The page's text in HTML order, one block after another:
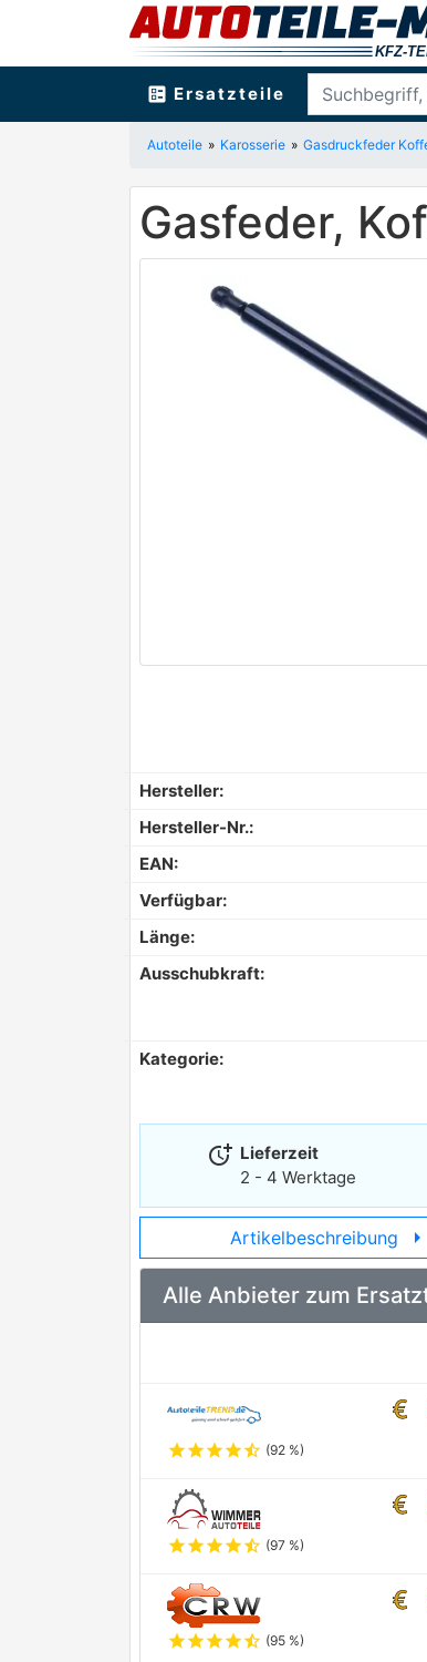
ballot Ersatzteile
Autoteile Karosserie Gasdruckfeder
Gasfeder,
Hersteller:
Hersteller-Nr.:
EAN:
Verfügbar:
Länge:
Ausschubkraft:
Kategorie:
more_time Lieferzeit
2 - 4 Werktage
Artikelbeschreibung arrow_right
Alle Anbieter zum
starstarstarstarstar_half (92 %)
starstarstarstarstar_half (97 %)
starstarstarstarstar_half (95 %)